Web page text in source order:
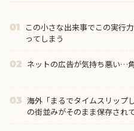
01
この小さな出来事でこの実行
ってしまう
02 ネットの広告が気持ち悪い…
03 海外「まるでタイムスリップ
の街並みがそのまま保存され